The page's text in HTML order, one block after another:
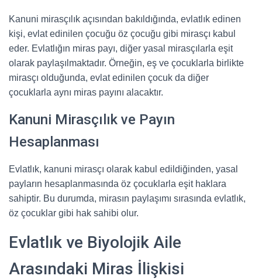
Kanuni mirasçılık açısından bakıldığında, evlatlık edinen
kişi, evlat edinilen çocuğu öz çocuğu gibi mirasçı kabul
eder. Evlatlığın miras payı, diğer yasal mirasçılarla eşit
olarak paylaşılmaktadır. Örneğin, eş ve çocuklarla birlikte
mirasçı olduğunda, evlat edinilen çocuk da diğer
çocuklarla aynı miras payını alacaktır.
Kanuni Mirasçılık ve Payın
Hesaplanması
Evlatlık, kanuni mirasçı olarak kabul edildiğinden, yasal
payların hesaplanmasında öz çocuklarla eşit haklara
sahiptir. Bu durumda, mirasın paylaşımı sırasında evlatlık,
öz çocuklar gibi hak sahibi olur.
Evlatlık ve Biyolojik Aile
Arasındaki Miras İlişkisi